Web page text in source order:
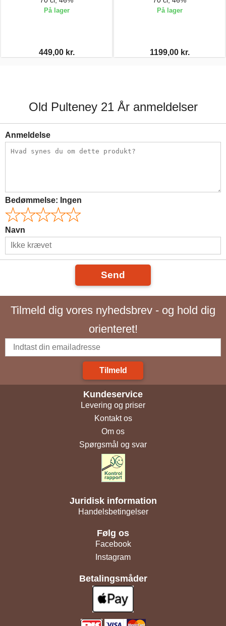
På lager
449,00 kr.
På lager
1199,00 kr.
Old Pulteney 21 År anmeldelser
Anmeldelse
Bedømmelse: Ingen
Navn
Send
Tilmeld dig vores nyhedsbrev - og hold dig
orienteret!
Tilmeld
Kundeservice
Levering og priser
Kontakt os
Om os
Spørgsmål og svar
Juridisk information
Handelsbetingelser
Følg os
Facebook
Instagram
Betalingsmåder